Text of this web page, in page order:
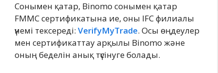
Сонымен қатар, Binomo сонымен қатар
FMMC сертификатына ие, оны IFC филиалы
үнемі тексереді: VerifyMyTrade. Осы өңдеулер
мен сертификаттау арқылы Binomo және
оның беделін анық түсінуге болады.